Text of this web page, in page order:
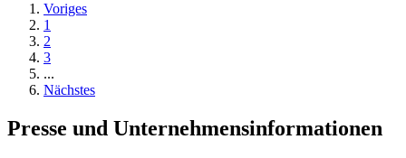
Voriges
1
2
3
...
Nächstes
Presse und Unternehmensinformationen